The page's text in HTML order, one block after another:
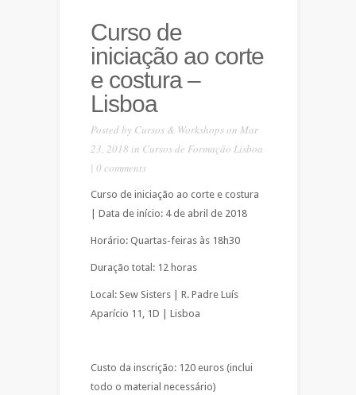
Curso de
iniciação ao corte
e costura –
Lisboa
Posted by Cursos & Workshopson Mar
23, 2018 in Cursos de Formação Lisboa
| 0 comments
Curso de iniciação ao corte e costura
| Data de início: 4 de abril de 2018
Horário: Quartas-feiras às 18h30
Duração total: 12 horas
Local: Sew Sisters | R. Padre Luís
Aparício 11, 1D | Lisboa
Custo da inscrição: 120 euros (inclui
todo o material necessário)